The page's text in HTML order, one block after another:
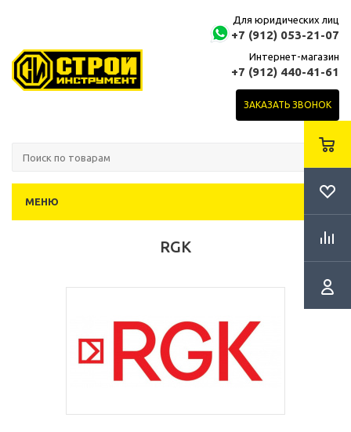
Для юридических лиц
+7 (912) 053-21-07
Интернет-магазин
+7 (912) 440-41-61
ЗАКАЗАТЬ ЗВОНОК
МЕНЮ
RGK